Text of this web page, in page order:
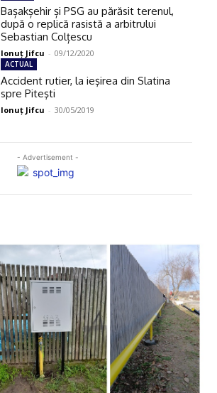
- Advertisement -
Bașakșehir și PSG au părăsit terenul,
după o replică rasistă a arbitrului
Sebastian Colțescu
Ionuţ Jifcu - 09/12/2020
ACTUAL
Accident rutier, la ieşirea din Slatina
spre Piteşti
Ionuţ Jifcu - 30/05/2019